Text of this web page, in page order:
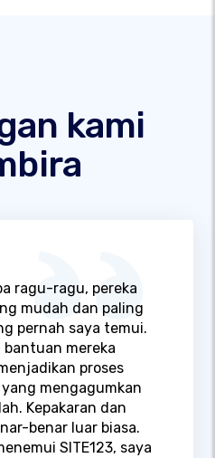
kami
ragu-ragu, pereka
mudah dan paling
pernah saya temui.
mereka
proses
mengagumkan
Kepakaran dan
benar luar biasa.
SITE123, saya